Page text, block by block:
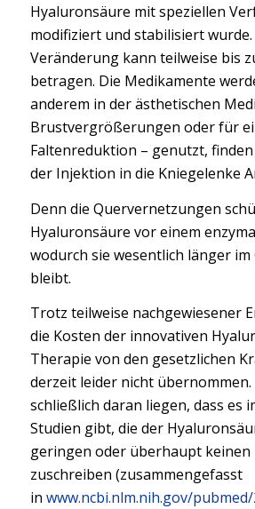
Hyaluronsäure mit speziellen
modifiziert und stabilisiert wurde.
Veränderung kann teilweise bis
betragen. Die Medikamente
anderem in der ästhetischen
Brustvergrößerungen oder für
Faltenreduktion – genutzt,
der Injektion in die Kniegelenke
Denn die Quervernetzungen
Hyaluronsäure vor einem
wodurch sie wesentlich länger
bleibt.
Trotz teilweise nachgewiesener
die Kosten der innovativen
Therapie von den gesetzlichen
derzeit leider nicht übernommen.
schließlich daran liegen, dass es
Studien gibt, die der
geringen oder überhaupt keinen
zuschreiben (zusammengefasst
in www.ncbi.nlm.nih.gov/